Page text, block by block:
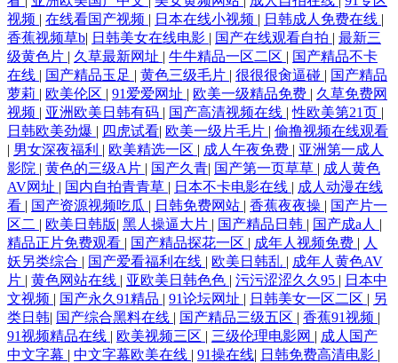
视频 | 在线看国产视频 | 日本在线小视频 | 日韩成人免费在线 |
香蕉视频草b| 日韩美女在线电影 | 国产在线观看自拍 | 最新三
级黄色片 | 久草最新网址 | 牛牛精品一区二区 | 国产精品不卡
在线 | 国产精品玉足 | 黄色三级毛片 | 很很很肏逼碰 | 国产精品
萝莉 | 欧美伦区 | 91爱爱网址 | 欧美一级精品免费 | 久草免费网
视频 | 亚洲欧美日韩有码 | 国产高清视频在线 |性欧美第21页 |
日韩欧美劲爆 | 四虎试看| 欧美一级片毛片 | 偷撸视频在线观看
| 男女深夜福利 | 欧美精选一区 | 成人午夜免费 | 亚洲第一成人
影院 | 黄色的三级A片 | 国产久青| 国产第一页草草 | 成人黄色
AV网址 | 国内自拍青青草 | 日本不卡电影在线 | 成人动漫在线
看 | 国产资源视频吃瓜 | 日韩免费网站 | 香蕉夜夜操 | 国产片一
区二 | 欧美日韩版| 黑人操逼大片 | 国产精品日韩 | 国产成a人 |
精品正片免费观看 | 国产精品探花一区 | 成年人视频免费 | 人
妖另类综合 | 国产爱看福利在线 | 欧美日韩乱 | 成年人黄色AV
片 | 黄色网站在线 | 亚欧美日韩色色 | 污污涩涩久久95 | 日本中
文视频 | 国产永久91精品 | 91论坛网址 | 日韩美女一区二区 | 另
类日韩| 国产综合黑料在线 | 国产精品三级五区 | 香蕉91视频 |
91视频精品在线 | 欧美视频三区 | 三级伦理电影网 | 成人国产
中文字幕 | 中文字幕欧美在线 | 91操在线| 日韩免费高清电影 |